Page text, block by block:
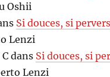
Oshii
Si douces, si
Lenzi
dans Si douces, si
Lenzi